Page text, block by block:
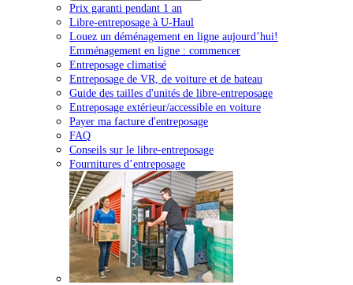
Prix garanti pendant 1 an
Libre-entreposage à U-Haul
Louez un déménagement en ligne aujourd’hui!
Emménagement en ligne : commencer
Entreposage climatisé
Entreposage de VR, de voiture et de bateau
Guide des tailles d'unités de libre-entreposage
Entreposage extérieur/accessible en voiture
Payer ma facture d'entreposage
FAQ
Conseils sur le libre-entreposage
Fournitures d’entreposage